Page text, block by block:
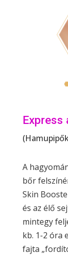
A
bőr
Skin
és az élő
mintegy
kb. 1-2 óra
fajta